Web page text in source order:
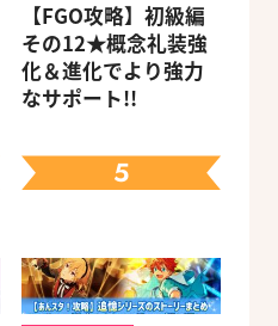
【FGO攻略】初級編
その12★概念礼装強
化＆進化でより強力
なサポート!!
5